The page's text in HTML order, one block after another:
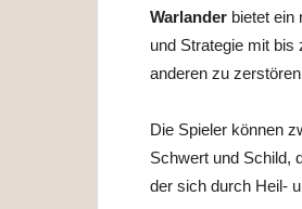
Warlander bietet ein
und Strategie mit bis
anderen zu
Die Spieler können
Schwert und Schild,
der sich durch Heil-